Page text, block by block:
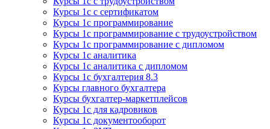
Курсы 1с с сертификатом
Курсы 1с программирование
Курсы 1с программирование с трудоустройством
Курсы 1с программирование с дипломом
Курсы 1с аналитика
Курсы 1с аналитика с дипломом
Курсы 1с бухгалтерия 8.3
Курсы главного бухгалтера
Курсы бухгалтер-маркетплейсов
Курсы 1с для кадровиков
Курсы 1с документооборот